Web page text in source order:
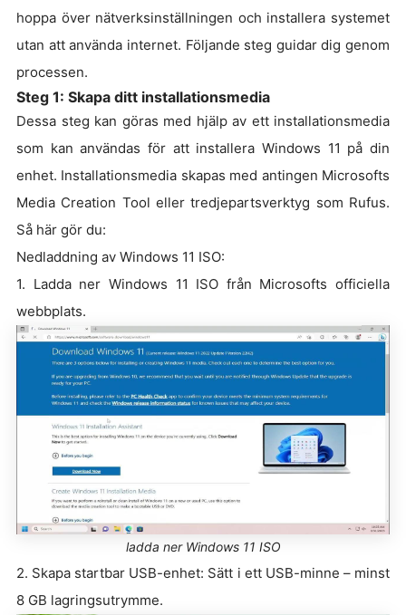
hoppa över nätverksinställningen och installera systemet
utan att använda internet. Följande steg guidar dig genom
processen.
Steg 1: Skapa ditt installationsmedia
Dessa steg kan göras med hjälp av ett installationsmedia
som kan användas för att installera Windows 11 på din
enhet. Installationsmedia skapas med antingen Microsofts
Media Creation Tool eller tredjepartsverktyg som Rufus.
Så här gör du:
Nedladdning av Windows 11 ISO:
1. Ladda ner Windows 11 ISO från Microsofts officiella
webbplats.
ladda ner Windows 11 ISO
2. Skapa startbar USB-enhet: Sätt i ett USB-minne – minst
8 GB lagringsutrymme.